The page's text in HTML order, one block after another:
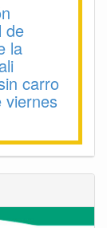
de
la
carro